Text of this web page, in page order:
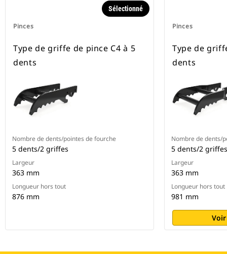
Pinces
Sélectionné
Type de griffe de pince C4 à 5
dents
Nombre de dents/pointes de fourche
5 dents/2 griffes
Largeur
363 mm
Longueur hors tout
876 mm
Pinces
Type de
dents
Nombre de dents/
5 dents/2 griffes
Largeur
363 mm
Longueur hors tout
981 mm